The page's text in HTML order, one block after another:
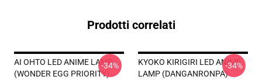
Prodotti correlati
AI OHTO LED ANIME LAMP
(WONDER EGG PRIORITY)
-34%
KYOKO KIRIGIRI LED ANIME
LAMP (DANGANRONPA)
-34%